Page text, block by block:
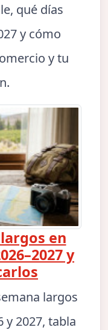
qué días
y cómo
y tu
en
y
largos
y 2027, tabla